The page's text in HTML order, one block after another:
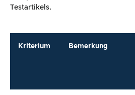
Testartikels.
Kriterium Bemerkung